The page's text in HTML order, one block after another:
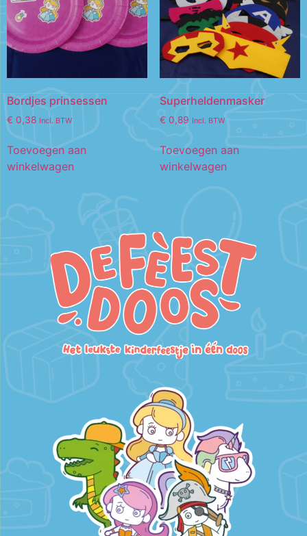
Bordjes prinsessen
€ 0,38 Incl. BTW
Toevoegen aan
winkelwagen
Superheldenmasker
€ 0,89 Incl. BTW
Toevoegen aan
winkelwagen